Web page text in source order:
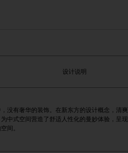
设计说明
没有奢华的装饰。在新东方的设计概念，清
中式空间营造了舒适人性化的曼妙体验，呈
间。